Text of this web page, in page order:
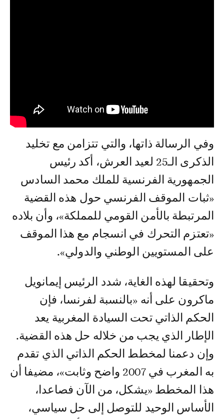
وفي الرسالة ذاتها، والتي تتزامن مع تخليد
الذكرى الـ25 لعيد العرش، أكد رئيس
الجمهورية الفرنسية للملك محمد السادس
«ثبات الموقف الفرنسي حول هذه القضية
المرتبطة بالأمن القومي للمملكة»، وأن بلاده
«تعتزم التحرك في انسجام مع هذا الموقف
على المستويين الوطني والدولي».
وتحقيقا لهذه الغاية، شدد الرئيس إيمانويل
ماكرون على أنه «بالنسبة لفرنسا، فإن
الحكم الذاتي تحت السيادة المغربية يعد
الإطار الذي يجب من خلاله حل هذه القضية.
وإن دعمنا لمخطط الحكم الذاتي الذي تقدم
به المغرب في 2007 واضح وثابت»، مضيفا أن
هذا المخطط «يشكل، من الآن فصاعدا،
الأساس الوحيد للتوصل إلى حل سياسي،